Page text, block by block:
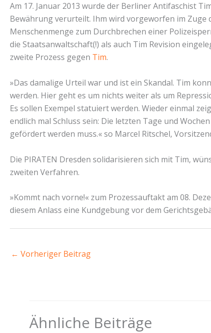
Am 17. Januar 2013 wurde der Berliner Antifaschist
Bewährung verurteilt. Ihm wird vorgeworfen im Zuge
Menschenmenge zum Durchbrechen einer
die Staatsanwaltschaft(!) als auch Tim Revision
zweite Prozess gegen Tim.
»Das damalige Urteil war und ist ein Skandal. Tim
werden. Hier geht es um nichts weiter als um
Es sollen Exempel statuiert werden. Wieder einmal
endlich mal Schluss sein: Die letzten Tage und
gefördert werden muss.« so Marcel Ritschel,
Die PIRATEN Dresden solidarisieren sich mit Tim,
zweiten Verfahren.
»Kommt nach vorne!« zum Prozessauftakt am 08.
diesem Anlass eine Kundgebung vor dem
← Vorheriger Beitrag
Ähnliche Beiträge